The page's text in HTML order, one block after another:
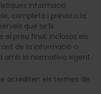
informació
completa i prèvia a la
que se’ls
preu final, inclosos els
de la informació o
amb la normativa vigent.
acrediten els termes de